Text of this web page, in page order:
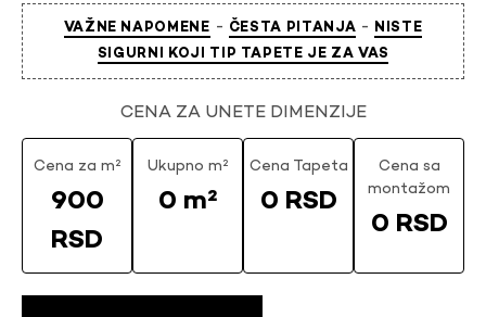
VAŽNE NAPOMENE - ČESTA PITANJA -
NISTE
SIGURNI KOJI TIP TAPETE JE ZA VAS
CENA ZA UNETE DIMENZIJE
Cena za m²
900
RSD
Ukupno m²
0 m²
Cena Tapeta
0 RSD
Cena sa
montažom
0 RSD